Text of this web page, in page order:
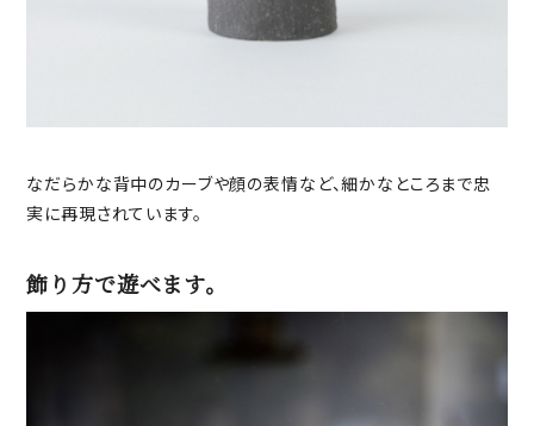
なだらかな背中のカーブや顔の表情など、細かなところまで忠
実に再現されています。
飾り方で遊べます。